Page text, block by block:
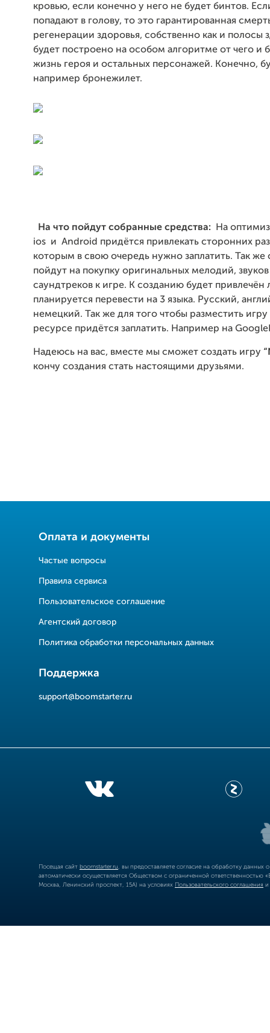
кровью, если конечно у него не будет бинтов.
попадают в голову, то это гарантированная
регенерации здоровья, собственно как и полосы
будет построено на особом алгоритме от чего и
жизнь героя и остальных персонажей. Конечно,
например бронежилет.
На что пойдут собранные средства: На
ios и Android придётся привлекать сторонних
которым в свою очередь нужно заплатить. Так же
пойдут на покупку оригинальных мелодий,
саундтреков к игре. К созданию будет привлечён
планируется перевести на 3 языка. Русский,
немецкий. Так же для того чтобы разместить
ресурсе придётся заплатить. Например на
Надеюсь на вас, вместе мы сможет создать игру
кончу создания стать настоящими друзьями.
Оплата и документы
Частые вопросы
Правила сервиса
Пользовательское соглашение
Агентский договор
Политика обработки персональных данных
Поддержка
support@boomstarter.ru
Посещая сайт boomstarter.ru , вы предоставляете согласие на обработку
автоматически осуществляется Обществом с ограниченной
Москва, Ленинский проспект, 15А) на условиях Пользовательского соглашения и